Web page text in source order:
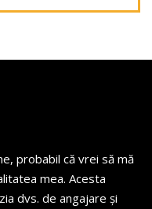
probabil că vrei să mă
mea. Acesta
dvs. de angajare și